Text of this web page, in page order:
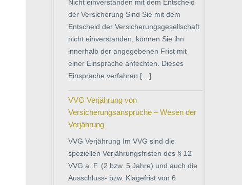
Nicht einverstanden mit dem Entscheid
der Versicherung Sind Sie mit dem
Entscheid der Versicherungsgesellschaft
nicht einverstanden, können Sie ihn
innerhalb der angegebenen Frist mit
einer Einsprache anfechten. Dieses
Einsprache verfahren […]
VVG Verjährung von
Versicherungsansprüche – Wesen der
Verjährung
VVG Verjährung Im VVG sind die
speziellen Verjährungsfristen des § 12
VVG a. F. (2 bzw. 5 Jahre) und auch die
Ausschluss- bzw. Klagefrist von 6